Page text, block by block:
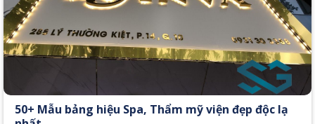
50+ Mẫu bảng hiệu Spa, Thẩm mỹ viện đẹp độc lạ